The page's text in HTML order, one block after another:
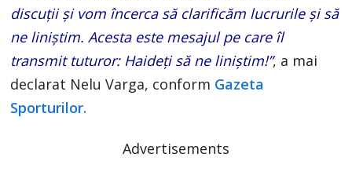
discuții și vom încerca să clarificăm lucrurile și să
ne liniștim. Acesta este mesajul pe care îl
transmit tuturor: Haideți să ne liniștim!”, a mai
declarat Nelu Varga, conform Gazeta
Sporturilor.
Advertisements